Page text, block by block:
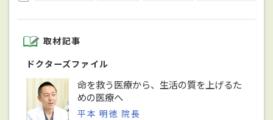
取材記事
ドクターズファイル
命を救う医療から、生活の質を上げるた
めの医療へ
平本 明徳 院長